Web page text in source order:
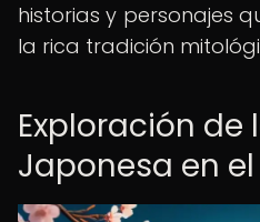
historias y personajes
la rica tradición
Exploración de
Japonesa en